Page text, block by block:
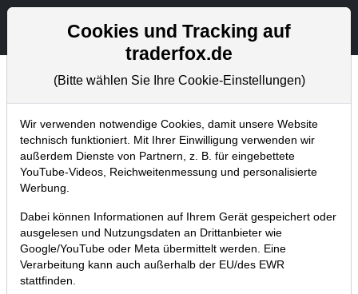
Aktien- und Artikelsuche
Chartanalysen
Home Blog Chartanalysen
Chartanalyse Fresenius:
Schmuckstück im DAX mit baldiger
Einstiegsgelegenheit!
30.05.2019 um 15:27 Uhr | P. Uhlschmied
Cookies und Tracking auf
traderfox.de
(Bitte wählen Sie Ihre Cookie-Einstellungen)
Wir verwenden notwendige Cookies, damit unsere Website
technisch funktioniert. Mit Ihrer Einwilligung verwenden wir
außerdem Dienste von Partnern, z. B. für eingebettete
YouTube-Videos, Reichweitenmessung und personalisierte
Werbung.
Dabei können Informationen auf Ihrem Gerät gespeichert oder
ausgelesen und Nutzungsdaten an Drittanbieter wie
Google/YouTube oder Meta übermittelt werden. Eine
Verarbeitung kann auch außerhalb der EU/des EWR
stattfinden.